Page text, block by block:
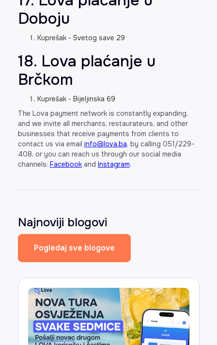
Doboju
Kuprešak - Svetog save 29
18. Lova plaćanje u
Brčkom
Kuprešak - Bijeljinska 69
The Lova payment network is constantly expanding,
and we invite all merchants, restaurateurs, and other
businesses that receive payments from clients to
contact us via email info@lova.ba, by calling 051/229-
408, or you can reach us through our social media
channels: Facebookand Instagram.
Najnoviji blogovi
Pogledaj sve blogove